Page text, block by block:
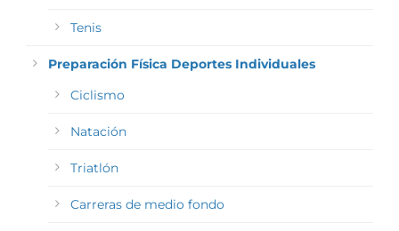
Tenis
Preparación Física Deportes Individuales
Ciclismo
Natación
Triatlón
Carreras de medio fondo